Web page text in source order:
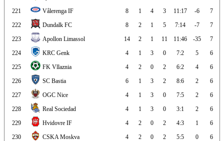
221
Vålerenga IF 8 1 4 3 11:17 -6
7
222
Dundalk FC 8 2 1 5 7:14 -7
7
223
Apollon Limassol 14 2 1 11 11:46 -35
7
224
KRC Genk 4 1 3 0 7:2 5
6
225
FK Vllaznia 4 2 0 2 6:2 4
6
226
SC Bastia 6 1 3 2 8:6 2
6
227
OGC Nice 4 1 3 0 7:5 2
6
228
Real Sociedad 4 1 3 0 3:1 2
6
229
Hvidovre IF 4 2 0 2 4:3 1
6
230
CSKA Moskva 4 2 0 2 5:5 0
6